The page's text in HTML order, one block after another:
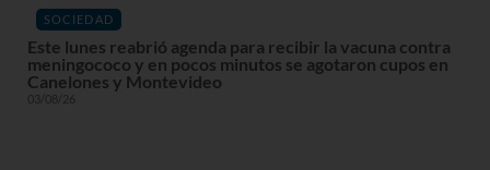
SOCIEDAD
Este lunes reabrió agenda para recibir la vacuna contra
meningococo y en pocos minutos se agotaron cupos en
Canelones y Montevideo
03/08/26